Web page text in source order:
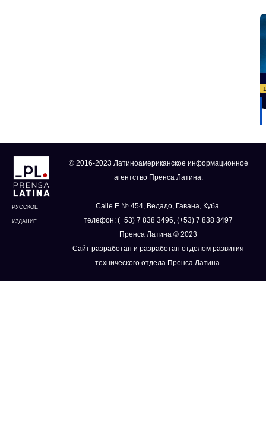
РУССКОЕ
ИЗДАНИЕ
© 2016-2023 Латиноамериканское информационное
агентство Пренса Латина.
Calle E № 454, Ведадо, Гавана, Куба.
телефон: (+53) 7 838 3496, (+53) 7 838 3497
Пренса Латина © 2023
Сайт разработан и разработан отделом развития
технического отдела Пренса Латина.